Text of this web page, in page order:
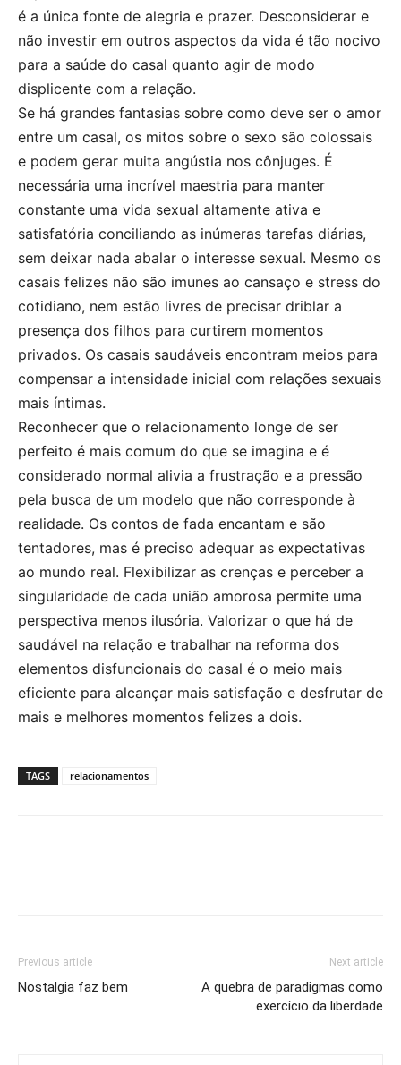
é a única fonte de alegria e prazer. Desconsiderar e
não investir em outros aspectos da vida é tão nocivo
para a saúde do casal quanto agir de modo
displicente com a relação.
Se há grandes fantasias sobre como deve ser o amor
entre um casal, os mitos sobre o sexo são colossais
e podem gerar muita angústia nos cônjuges. É
necessária uma incrível maestria para manter
constante uma vida sexual altamente ativa e
satisfatória conciliando as inúmeras tarefas diárias,
sem deixar nada abalar o interesse sexual. Mesmo os
casais felizes não são imunes ao cansaço e stress do
cotidiano, nem estão livres de precisar driblar a
presença dos filhos para curtirem momentos
privados. Os casais saudáveis encontram meios para
compensar a intensidade inicial com relações sexuais
mais íntimas.
Reconhecer que o relacionamento longe de ser
perfeito é mais comum do que se imagina e é
considerado normal alivia a frustração e a pressão
pela busca de um modelo que não corresponde à
realidade. Os contos de fada encantam e são
tentadores, mas é preciso adequar as expectativas
ao mundo real. Flexibilizar as crenças e perceber a
singularidade de cada união amorosa permite uma
perspectiva menos ilusória. Valorizar o que há de
saudável na relação e trabalhar na reforma dos
elementos disfuncionais do casal é o meio mais
eficiente para alcançar mais satisfação e desfrutar de
mais e melhores momentos felizes a dois.
TAGS relacionamentos
Previous article
Nostalgia faz bem
Next article
A quebra de paradigmas como
exercício da liberdade